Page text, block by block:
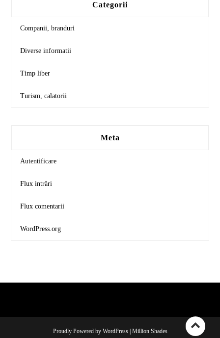
Categorii
Companii, branduri
Diverse informatii
Timp liber
Turism, calatorii
Meta
Autentificare
Flux intrări
Flux comentarii
WordPress.org
Proudly Powered by WordPress Million Shades